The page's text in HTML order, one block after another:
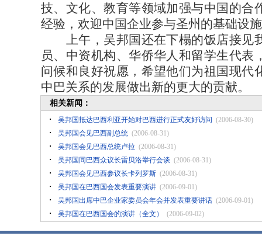
技、文化、教育等领域加强与中国的合
经验，欢迎中国企业参与圣州的基础设
上午，吴邦国还在下榻的饭店接见
员、中资机构、华侨华人和留学生代表
问候和良好祝愿，希望他们为祖国现代
中巴关系的发展做出新的更大的贡献。
相关新闻：
吴邦国抵达巴西利亚开始对巴西进行正式友好访问 (2006-08-30)
吴邦国会见巴西副总统 (2006-08-31)
吴邦国会见巴西总统卢拉 (2006-08-31)
吴邦国同巴西众议长雷贝洛举行会谈 (2006-08-31)
吴邦国会见巴西参议长卡列罗斯 (2006-08-31)
吴邦国在巴西国会发表重要演讲 (2006-09-01)
吴邦国出席中巴企业家委员会年会并发表重要讲话 (2006-09-01)
吴邦国在巴西国会的演讲（全文）
(2006-09-02)